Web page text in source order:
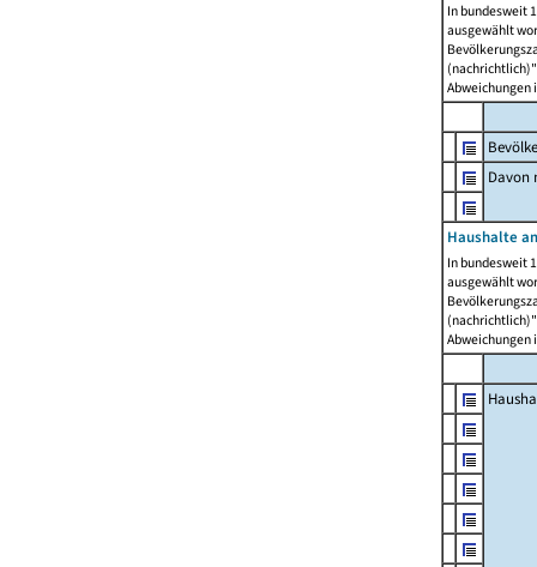
In bundesweit
ausgewählt
Abweichungen
Davon
Haushalte
In bundesweit
ausgewählt
Abweichungen